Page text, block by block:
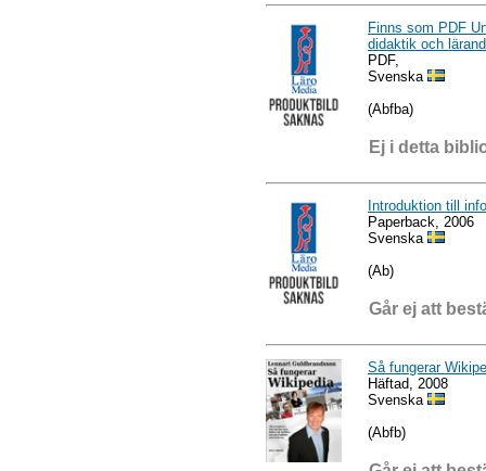
Finns som PDF
didaktik och
PDF,
Svenska
(Abfba)
Ej i detta
Introduktion till
Paperback, 2006
Svenska
(Ab)
Går ej att
Så fungerar
Häftad, 2008
Svenska
(Abfb)